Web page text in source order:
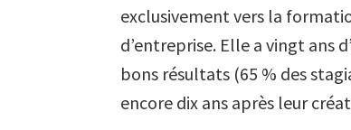
exclusivement vers la
d’entreprise. Elle a vingt ans
bons résultats (65 % des
encore dix ans après leur